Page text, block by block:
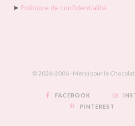
➤ Politique de confidentialité
© 2026-2006 - Merci pour le
FACEBOOK
PINTEREST